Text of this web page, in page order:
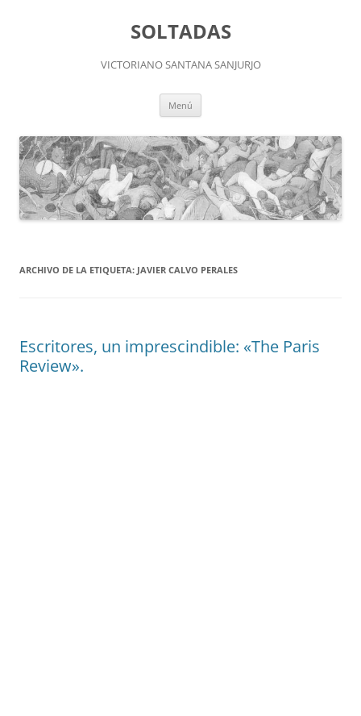
SOLTADAS
VICTORIANO SANTANA SANJURJO
Menú
ARCHIVO DE LA ETIQUETA: JAVIER CALVO PERALES
Escritores, un imprescindible: «The Paris
Review».